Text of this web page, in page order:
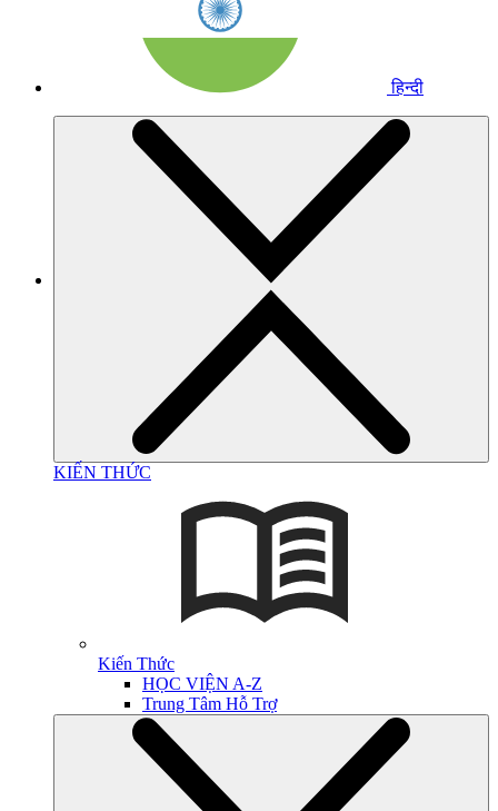
हिन्दी
KIẾN THỨC
Kiến Thức
HỌC VIỆN A-Z
Trung Tâm Hỗ Trợ